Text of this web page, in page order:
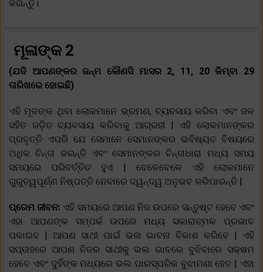
କରନ୍ତୁ।
ମୂଳାଙ୍କ 2
(ଯଦି ଆପଣଙ୍କର ଜନ୍ମ କୌଣସି ମାସର 2, 11, 20 କିମ୍ବା 29
ତାରିଖରେ ହୋଇଛି)
ଏହି ମୂଳଙ୍କ ଥିବା ଲୋକମାନେ ଭ୍ରମଣ, ବ୍ୟବସାୟ କରିବା ଏବଂ ଜଳ
ସହିତ ଜଡ଼ିତ ବ୍ୟବସାୟ କରିବାକୁ ଆଗ୍ରହୀ | ଏହି ଲୋକମାନଙ୍କର
ପ୍ରବୃତ୍ତି ଏପରି ଯେ ସେମାନେ ସେମାନଙ୍କର ଭବିଷ୍ୟତ ବିଷୟରେ
ଅଧିକ ଚିନ୍ତା କରନ୍ତି ଏବଂ ସେମାନଙ୍କର ଚିନ୍ତାଧାରା ମଧ୍ୟ ସମୟ
ସମୟରେ ପରିବର୍ତ୍ତିତ ହୁଏ | ବେଳେବେଳେ ଏହି ଲୋକମାନେ
ଗୁରୁତ୍ୱପୂର୍ଣ୍ଣ ନିଷ୍ପତ୍ତି ନେବାରେ ଦ୍ୱନ୍ଦ୍ୱ ଅନୁଭବ କରିପାରନ୍ତି |
ପ୍ରେମ ଜୀବନ: ଏହି ସମୟରେ ଆପଣ ନିଜ ଉପରେ ସନ୍ତୁଷ୍ଟ ହେବେ ଏବଂ
ଏହା ଆପଣଙ୍କ ସମ୍ପର୍କ ଉପରେ ମଧ୍ୟ ସକାରାତ୍ମକ ପ୍ରଭାବ
ପକାଇବ | ଆପଣ ସାଥୀ ପାଇଁ ଭଲ ଭାବନା ବିକାଶ କରିବେ | ଏହି
ସପ୍ତାହରେ ଆପଣ ନିଜର ସାଥୀକୁ ଭଲ ଭାବରେ ବୁଝିବାରେ ସକ୍ଷମ
ହେବେ ଏବଂ ଦୁହିଁଙ୍କ ମଧ୍ୟରେ ଭଲ ପାରସ୍ପରିକ ବୁଝାମଣା ହେବ | ଏହା